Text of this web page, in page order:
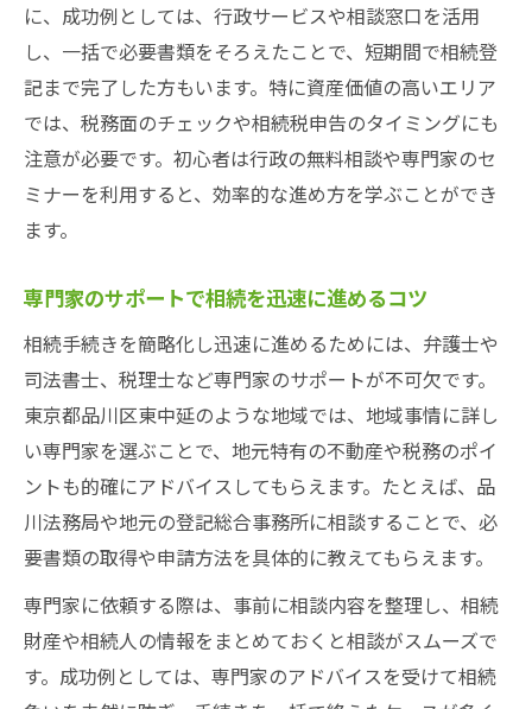
に、成功例としては、行政サービスや相談窓口を活用
し、一括で必要書類をそろえたことで、短期間で相続登
記まで完了した方もいます。特に資産価値の高いエリア
では、税務面のチェックや相続税申告のタイミングにも
注意が必要です。初心者は行政の無料相談や専門家のセ
ミナーを利用すると、効率的な進め方を学ぶことができ
ます。
専門家のサポートで相続を迅速に進めるコツ
相続手続きを簡略化し迅速に進めるためには、弁護士や
司法書士、税理士など専門家のサポートが不可欠です。
東京都品川区東中延のような地域では、地域事情に詳し
い専門家を選ぶことで、地元特有の不動産や税務のポイ
ントも的確にアドバイスしてもらえます。たとえば、品
川法務局や地元の登記総合事務所に相談することで、必
要書類の取得や申請方法を具体的に教えてもらえます。
専門家に依頼する際は、事前に相談内容を整理し、相続
財産や相続人の情報をまとめておくと相談がスムーズで
す。成功例としては、専門家のアドバイスを受けて相続